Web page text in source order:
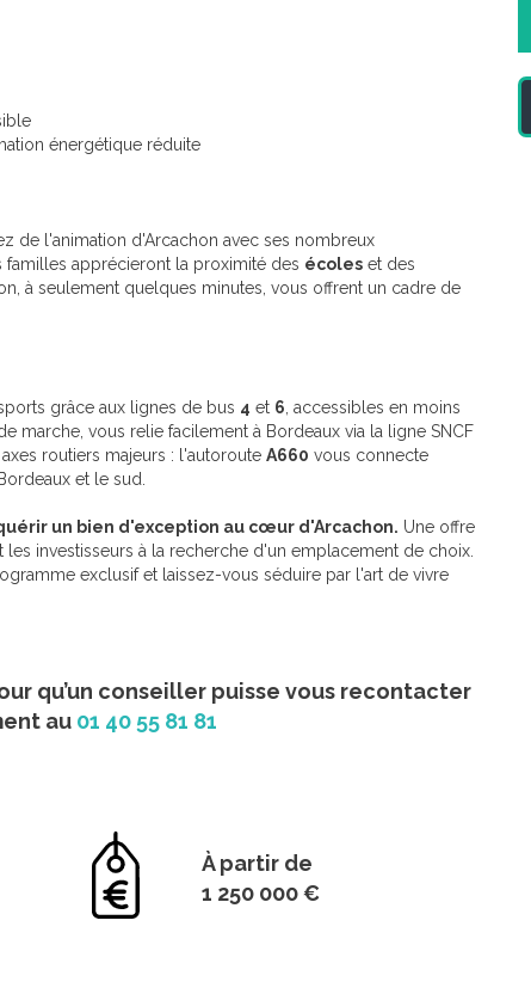
énergétique réduite
de l'animation d'Arcachon avec ses nombreux
apprécieront la proximité des écoles et des
à seulement quelques minutes, vous offrent un cadre de
grâce aux lignes de bus 4 et 6 , accessibles en moins
marche, vous relie facilement à Bordeaux via la ligne SNCF
routiers majeurs : l'autoroute A660 vous connecte
et le sud.
un bien d'exception au cœur d'Arcachon. Une offre
investisseurs à la recherche d'un emplacement de choix.
exclusif et laissez-vous séduire par l'art de vivre
qu’un conseiller puisse vous recontacter
au 01 40 55 81 81
À partir de
1 250 000 €